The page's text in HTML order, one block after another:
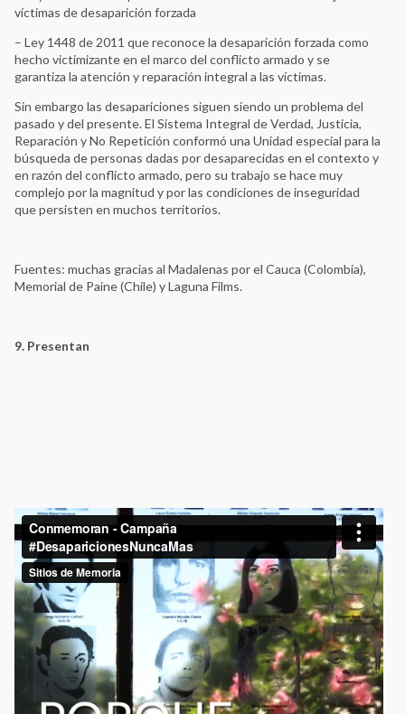
víctimas de desaparición forzada
– Ley 1448 de 2011 que reconoce la desaparición forzada como
hecho victimizante en el marco del conflicto armado y se
garantiza la atención y reparación integral a las víctimas.
Sin embargo las desapariciones siguen siendo un problema del
pasado y del presente. El Sistema Integral de Verdad, Justicia,
Reparación y No Repetición conformó una Unidad especial para la
búsqueda de personas dadas por desaparecidas en el contexto y
en razón del conflicto armado, pero su trabajo se hace muy
complejo por la magnitud y por las condiciones de inseguridad
que persisten en muchos territorios.
Fuentes: muchas gracias al Madalenas por el Cauca (Colombia),
Memorial de Paine (Chile) y Laguna Films.
9. Presentan